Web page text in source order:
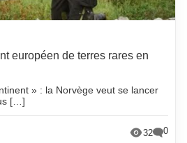
européen de terres rares en
» : la Norvège veut se lancer
[…]
32 0